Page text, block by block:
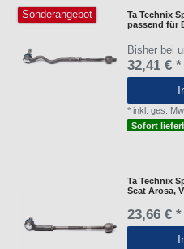
Sonderangebot
Ta Technix
passend für
Bisher bei
32,41 € *
*inkl. ges.
Sofort
Ta Technix
Seat Arosa,
23,66 € *